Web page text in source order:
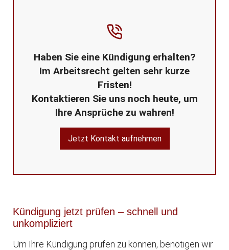
Haben Sie eine Kündigung erhalten?
Im Arbeitsrecht gelten sehr kurze
Fristen!
Kontaktieren Sie uns noch heute, um
Ihre Ansprüche zu wahren!
Jetzt Kontakt aufnehmen
Kündigung jetzt prüfen – schnell und
unkompliziert
Um Ihre Kündigung prüfen zu können, benötigen wir